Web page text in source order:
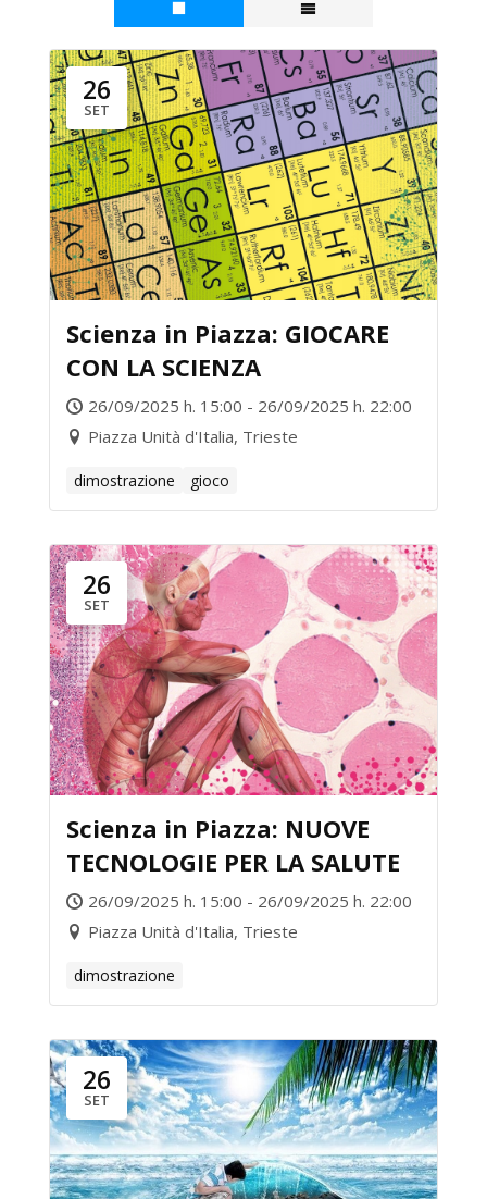
26
SET
Scienza in Piazza: GIOCARE
CON LA SCIENZA
26/09/2025 h. 15:00 - 26/09/2025 h. 22:00
Piazza Unità d'Italia, Trieste
dimostrazione gioco
26
SET
Scienza in Piazza: NUOVE
TECNOLOGIE PER LA SALUTE
26/09/2025 h. 15:00 - 26/09/2025 h. 22:00
Piazza Unità d'Italia, Trieste
dimostrazione
26
SET